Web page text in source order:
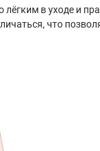
лёгким в уходе и
что